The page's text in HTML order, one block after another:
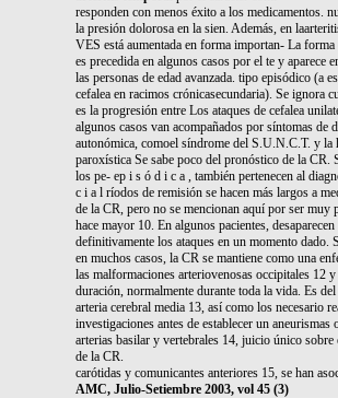
responden con menos éxito a los medicamentos.
la presión dolorosa en la sien. Además, en
VES está aumentada en forma importan- La
es precedida en algunos casos por el te y aparece
las personas de edad avanzada. tipo episódico (a
cefalea en racimos crónicasecundaria). Se ignora
es la progresión entre Los ataques de cefalea
algunos casos van acompañados por síntomas de
autonómica, comoel síndrome del S.U.N.C.T. y la
paroxística Se sabe poco del pronóstico de la CR.
los pe- ep i s ó d i c a , también pertenecen al
c i a l ríodos de remisión se hacen más largos a
de la CR, pero no se mencionan aquí por ser muy
hace mayor 10. En algunos pacientes, desaparecen
definitivamente los ataques en un momento dado.
en muchos casos, la CR se mantiene como una
las malformaciones arteriovenosas occipitales 12
duración, normalmente durante toda la vida. Es
arteria cerebral media 13, así como los necesario
investigaciones antes de establecer un aneurismas
arterias basilar y vertebrales 14, juicio único
de la CR.
carótidas y comunicantes anteriores 15, se han
AMC, Julio-Setiembre 2003, vol 45 (3)